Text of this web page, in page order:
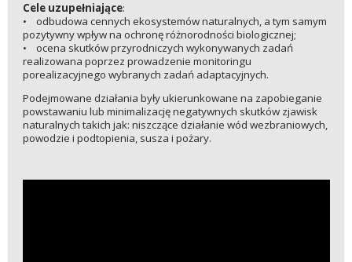
Cele uzupełniające:
• odbudowa cennych ekosystemów naturalnych, a tym samym
pozytywny wpływ na ochronę różnorodności biologicznej;
• ocena skutków przyrodniczych wykonywanych zadań
realizowana poprzez prowadzenie monitoringu
porealizacyjnego wybranych zadań adaptacyjnych.
Podejmowane działania były ukierunkowane na zapobieganie
powstawaniu lub minimalizację negatywnych skutków zjawisk
naturalnych takich jak: niszczące działanie wód wezbraniowych,
powodzie i podtopienia, susza i pożary.